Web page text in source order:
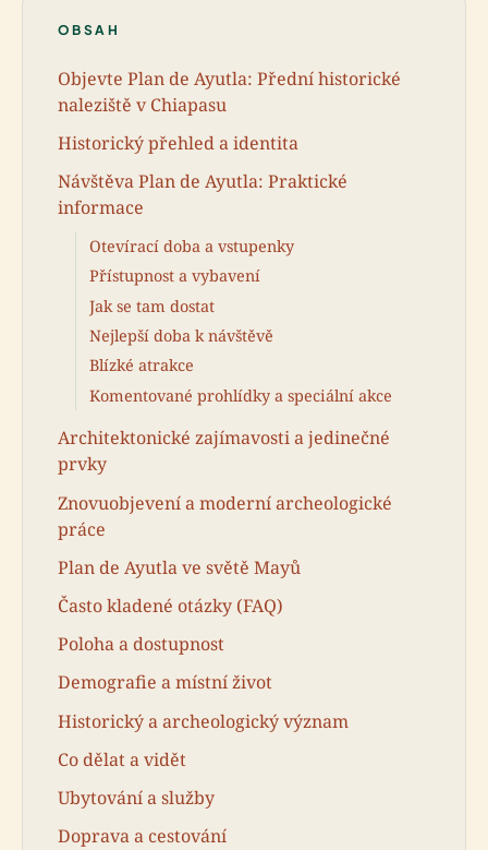
OBSAH
Objevte Plan de Ayutla: Přední historické
naleziště v Chiapasu
Historický přehled a identita
Návštěva Plan de Ayutla: Praktické
informace
Otevírací doba a vstupenky
Přístupnost a vybavení
Jak se tam dostat
Nejlepší doba k návštěvě
Blízké atrakce
Komentované prohlídky a speciální akce
Architektonické zajímavosti a jedinečné
prvky
Znovuobjevení a moderní archeologické
práce
Plan de Ayutla ve světě Mayů
Často kladené otázky (FAQ)
Poloha a dostupnost
Demografie a místní život
Historický a archeologický význam
Co dělat a vidět
Ubytování a služby
Doprava a cestování